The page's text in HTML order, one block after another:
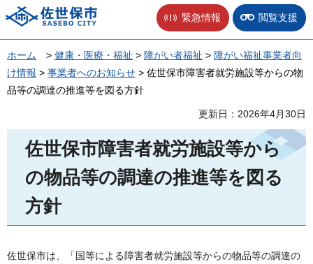
佐世保市 緊急情報 閲覧支援
ホーム > 健康・医療・福祉 > 障がい者福祉 > 障がい福祉事業者向
け情報 > 事業者へのお知らせ > 佐世保市障害者就労施設等からの物
品等の調達の推進等を図る方針
更新日：2026年4月30日
佐世保市障害者就労施設等から
の物品等の調達の推進等を図る
方針
佐世保市は、「国等による障害者就労施設等からの物品等の調達の